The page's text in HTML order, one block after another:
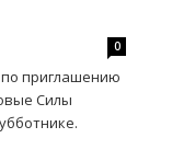
0
по приглашению
Силы